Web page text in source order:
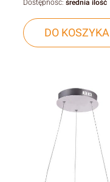
DO KOSZYKA
Dostępność: średnia ilość